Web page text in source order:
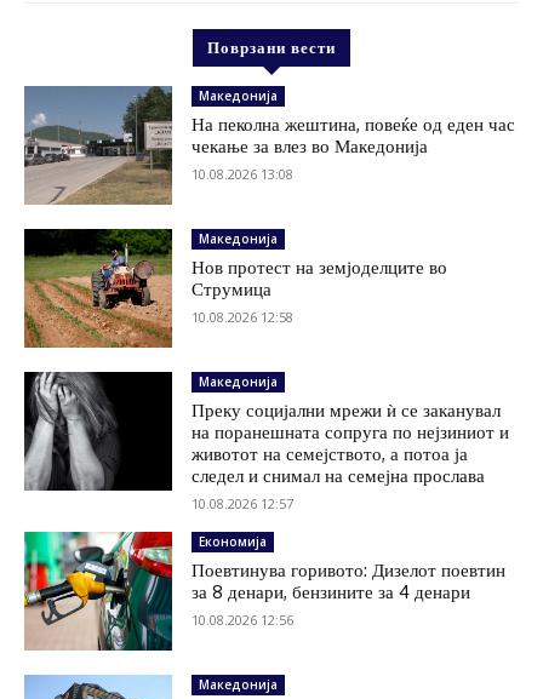
Поврзани вести
Македонија
На пеколна жештина, повеќе од еден час
чекање за влез во Македонија
10.08.2026 13:08
Македонија
Нов протест на земјоделците во
Струмица
10.08.2026 12:58
Македонија
Преку социјални мрежи ѝ се заканувал
на поранешната сопруга по нејзиниот и
животот на семејството, а потоа ја
следел и снимал на семејна прослава
10.08.2026 12:57
Економија
Поевтинува горивото: Дизелот поевтин
за 8 денари, бензините за 4 денари
10.08.2026 12:56
Македонија